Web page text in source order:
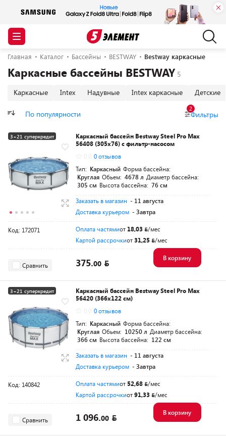
Главная Каталог Бассейны BESTWAY Bestway каркасные
Каркасные бассейны BESTWAY
Каркасные Intex Надувные Intex каркасные Детские
По популярности Фильтры
2
3+21 суперкредит
Каркасный бассейн Bestway Steel Pro Max
56408 (305х76) с фильтр-насосом
0 отзывов
Тип: Каркасный Форма бассейна:
Круглая Обьем: 4678 л Диаметр бассейна:
305 см Высота бассейна: 76 см
Заказать в магазин - 11 августа
Доставка курьером - Завтра
Код: 172071 Оплата частямиот 18,03
/мес
Картой рассрочкиот31,25 /мес
Сравнить 375.00
В корзину
3+21 суперкредит
Каркасный бассейн Bestway Steel Pro Max
56420 (366х122 см)
0 отзывов
Тип: Каркасный Форма бассейна:
Круглая Обьем: 10250 л Диаметр бассейна:
366 см Высота бассейна: 122 см
Заказать в магазин - 11 августа
Доставка курьером - Завтра
Код: 140842 Оплата частямиот 52,68
/мес
Картой рассрочкиот91,33 /мес
Сравнить 1 096.00
В корзину